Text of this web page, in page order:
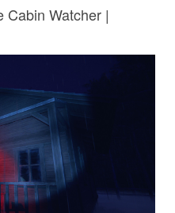
Cabin Watcher |